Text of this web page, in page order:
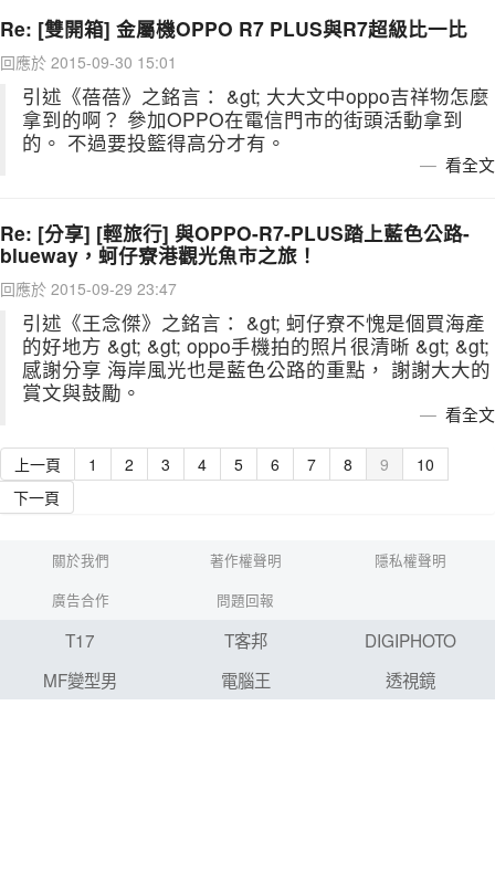
Re: [雙開箱] 金屬機OPPO R7 PLUS與R7超級比一比
回應於 2015-09-30 15:01
引述《蓓蓓》之銘言： &gt; 大大文中oppo吉祥物怎麼
拿到的啊？ 參加OPPO在電信門市的街頭活動拿到
的。 不過要投籃得高分才有。
看全文
Re: [分享] [輕旅行] 與OPPO-R7-PLUS踏上藍色公路-
blueway，蚵仔寮港觀光魚市之旅！
回應於 2015-09-29 23:47
引述《王念傑》之銘言： &gt; 蚵仔寮不愧是個買海產
的好地方 &gt; &gt; oppo手機拍的照片很清晰 &gt; &gt;
感謝分享 海岸風光也是藍色公路的重點， 謝謝大大的
賞文與鼓勵。
看全文
上一頁 1 2 3 4 5 6 7 8 9
10
下一頁
關於我們 著作權聲明
隱私權聲明
廣告合作
問題回報
T17 T客邦
DIGIPHOTO
MF變型男
電腦王 透視鏡